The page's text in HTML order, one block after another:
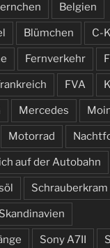
Belgien
Blümchen C-
Fernverkehr
FVA
Mercedes
Motorrad
auf der Autobahn
Schrauberkram
Skandinavien
Sony A7II